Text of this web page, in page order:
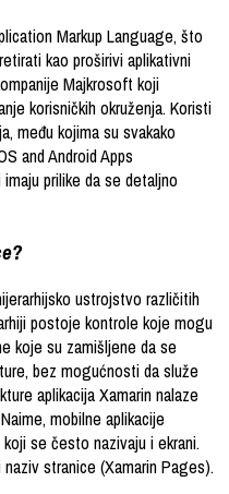
Markup Language, što
kao proširivi aplikativni
Majkrosoft koji
korisničkih okruženja. Koristi
među kojima su svakako
and Android Apps
prilike da se detaljno
ustrojstvo različitih
postoje kontrole koje mogu
koje su zamišljene da se
bez mogućnosti da služe
aplikacija Xamarin nalaze
mobilne aplikacije
se često nazivaju i ekrani.
stranice (Xamarin Pages).